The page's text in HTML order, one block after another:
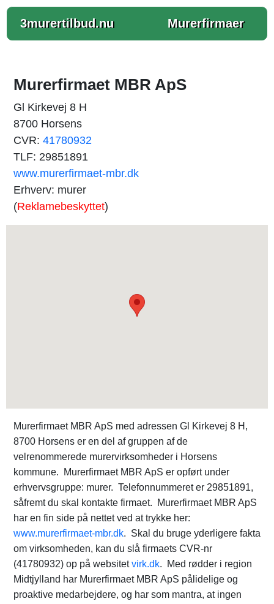
3murertilbud.nu Murerfirmaer
Murerfirmaet MBR ApS
Gl Kirkevej 8 H
8700 Horsens
CVR: 41780932
TLF: 29851891
www.murerfirmaet-mbr.dk
Erhverv: murer
(Reklamebeskyttet)
Murerfirmaet MBR ApS med adressen Gl Kirkevej 8 H,
8700 Horsens er en del af gruppen af de
velrenommerede murervirksomheder i Horsens
kommune. Murerfirmaet MBR ApS er opført under
erhvervsgruppe: murer. Telefonnummeret er 29851891,
såfremt du skal kontakte firmaet. Murerfirmaet MBR ApS
har en fin side på nettet ved at trykke her:
www.murerfirmaet-mbr.dk. Skal du bruge yderligere fakta
om virksomheden, kan du slå firmaets CVR-nr
(41780932) op på websitetvirk.dk. Med rødder i region
Midtjylland har Murerfirmaet MBR ApS pålidelige og
proaktive medarbejdere, og har som mantra, at ingen